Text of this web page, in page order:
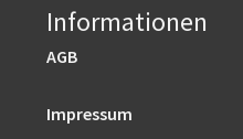
Informationen
AGB
Impressum